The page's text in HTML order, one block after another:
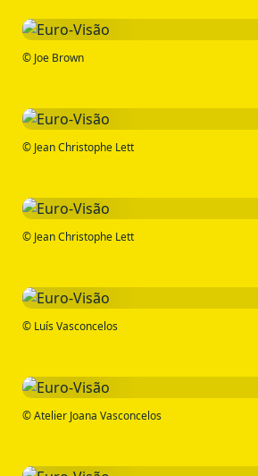
© Joe Brown
© Jean Christophe Lett
© Jean Christophe Lett
© Luís Vasconcelos
© Atelier Joana Vasconcelos